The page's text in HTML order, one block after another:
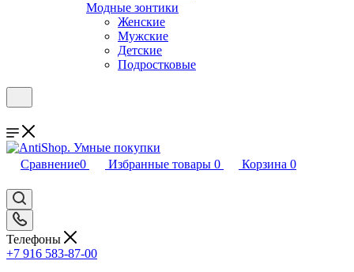
Модные зонтики
Женские
Мужские
Детские
Подростковые
Сравнение0 Избранные товары 0 Корзина 0
Телефоны
+7 916 583-87-00